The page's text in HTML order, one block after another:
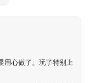
用心做了。玩了特别上